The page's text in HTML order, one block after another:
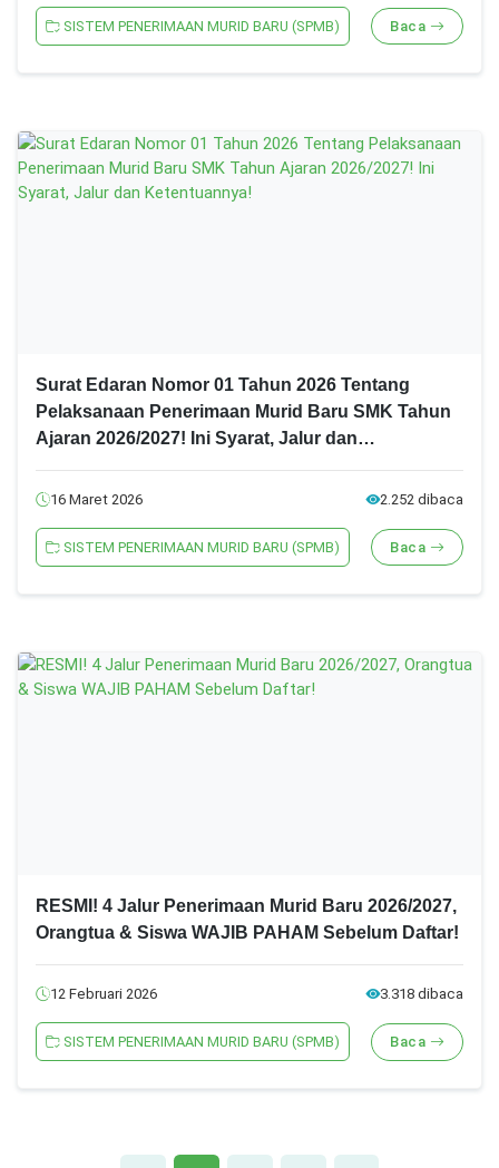
SISTEM PENERIMAAN MURID BARU (SPMB) Baca
Surat Edaran Nomor 01 Tahun 2026 Tentang
Pelaksanaan Penerimaan Murid Baru SMK Tahun
Ajaran 2026/2027! Ini Syarat, Jalur dan
16 Maret 2026 2.252 dibaca
SISTEM PENERIMAAN MURID BARU (SPMB) Baca
RESMI! 4 Jalur Penerimaan Murid Baru 2026/2027,
Orangtua & Siswa WAJIB PAHAM Sebelum Daftar!
12 Februari 2026 3.318 dibaca
SISTEM PENERIMAAN MURID BARU (SPMB) Baca